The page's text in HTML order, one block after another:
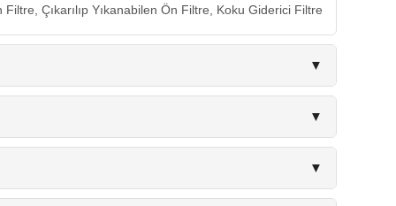
Filtre, Çıkarılıp Yıkanabilen Ön Filtre, Koku Giderici Filtre
▼
▼
▼